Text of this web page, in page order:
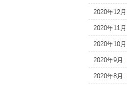
2020年12月
2020年11月
2020年10月
2020年9月
2020年8月